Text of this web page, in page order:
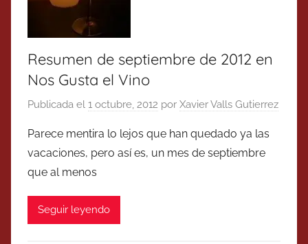
Resumen de septiembre de 2012 en
Nos Gusta el Vino
Publicada el 1 octubre, 2012 por Xavier Valls Gutierrez
Parece mentira lo lejos que han quedado ya las
vacaciones, pero así es, un mes de septiembre
que al menos
Seguir leyendo